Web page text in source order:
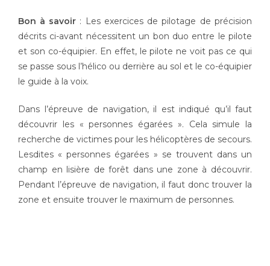
Bon à savoir : Les exercices de pilotage de précision
décrits ci-avant nécessitent un bon duo entre le pilote
et son co-équipier. En effet, le pilote ne voit pas ce qui
se passe sous l’hélico ou derrière au sol et le co-équipier
le guide à la voix.
Dans l’épreuve de navigation, il est indiqué qu’il faut
découvrir les « personnes égarées ». Cela simule la
recherche de victimes pour les hélicoptères de secours.
Lesdites « personnes égarées » se trouvent dans un
champ en lisière de forêt dans une zone à découvrir.
Pendant l’épreuve de navigation, il faut donc trouver la
zone et ensuite trouver le maximum de personnes.